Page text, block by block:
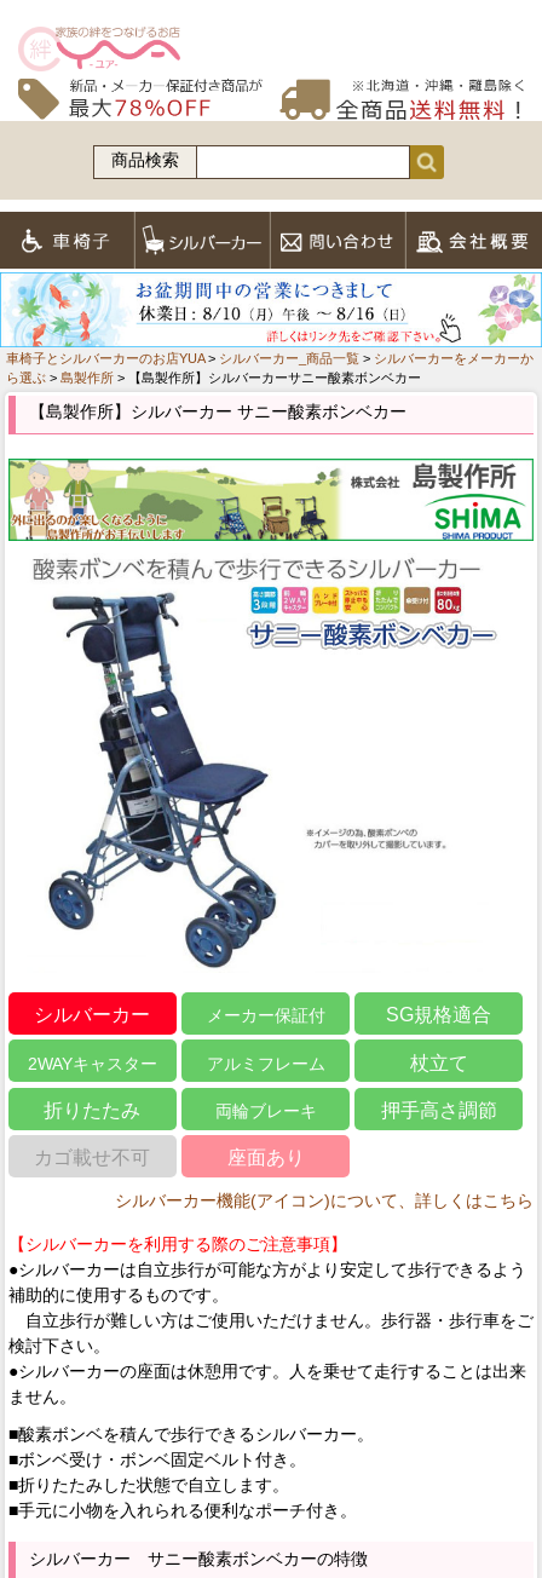
商品検索
車椅子とシルバーカーのお店YUA> シルバーカー_商品一覧 > シルバーカーをメーカーか
ら選ぶ > 島製作所 > 【島製作所】シルバーカーサニー酸素ボンベカー
【島製作所】シルバーカー サニー酸素ボンベカー
シルバーカー メーカー保証付 SG規格適合
2WAYキャスター アルミフレーム 杖立て
折りたたみ 両輪ブレーキ 押手高さ調節
カゴ載せ不可 座面あり
シルバーカー機能(アイコン)について、詳しくはこちら
【シルバーカーを利用する際のご注意事項】
●シルバーカーは自立歩行が可能な方がより安定して歩行できるよう
補助的に使用するものです。
自立歩行が難しい方はご使用いただけません。歩行器・歩行車をご
検討下さい。
●シルバーカーの座面は休憩用です。人を乗せて走行することは出来
ません。
■酸素ボンベを積んで歩行できるシルバーカー。
■ボンベ受け・ボンベ固定ベルト付き。
■折りたたみした状態で自立します。
■手元に小物を入れられる便利なポーチ付き。
シルバーカー サニー酸素ボンベカーの特徴